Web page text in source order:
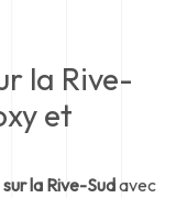
la Rive-
et
la Rive-Sudavec